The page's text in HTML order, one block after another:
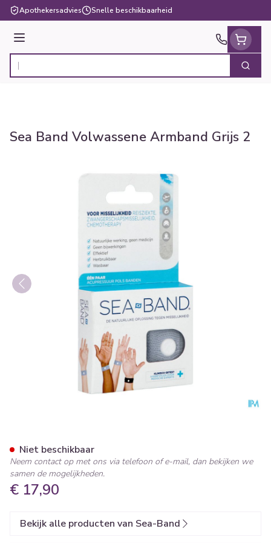
Ga naar de inhoud
Apothekersadvies Snelle beschikbaarheid
Menu
Product, merk, categorie... Zoek
Sea Band Volwassene Armband Grijs 2
€ 17,90
Niet beschikbaar
Neem contact op met ons via telefoon of e-mail, dan bekijken we
samen de mogelijkheden.
Bekijk alle producten van Sea-Band